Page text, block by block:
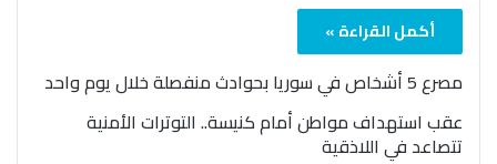
أكمل القراءة »
مصرع 5 أشخاص في سوريا بحوادث منفصلة خلال يوم واحد
عقب استهداف مواطن أمام كنيسة.. التوترات الأمنية
تتصاعد في اللاذقية